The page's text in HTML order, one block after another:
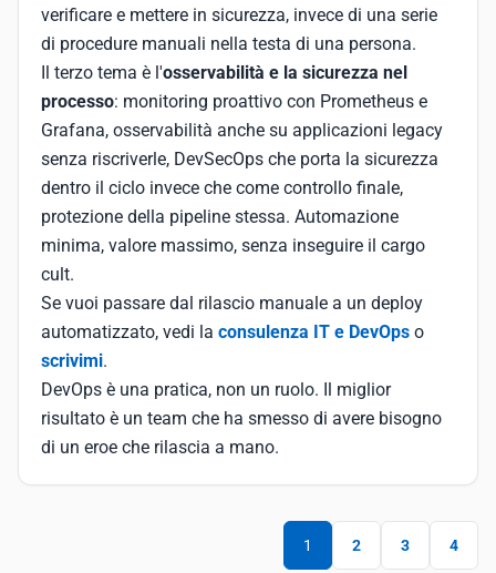
verificare e mettere in sicurezza, invece di una serie
di procedure manuali nella testa di una persona.
Il terzo tema è l'osservabilità e la sicurezza nel
processo: monitoring proattivo con Prometheus e
Grafana, osservabilità anche su applicazioni legacy
senza riscriverle, DevSecOps che porta la sicurezza
dentro il ciclo invece che come controllo finale,
protezione della pipeline stessa. Automazione
minima, valore massimo, senza inseguire il cargo
cult.
Se vuoi passare dal rilascio manuale a un deploy
automatizzato, vedi la consulenza IT e DevOps o
scrivimi.
DevOps è una pratica, non un ruolo. Il miglior
risultato è un team che ha smesso di avere bisogno
di un eroe che rilascia a mano.
1 2 3 4